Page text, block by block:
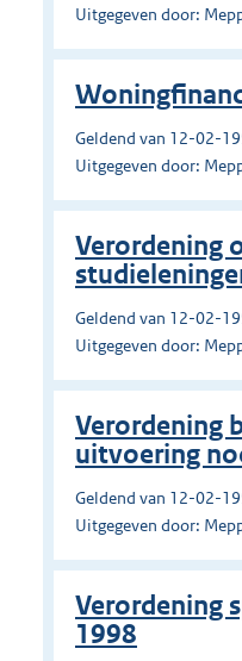
Uitgegeven door:
Geldend van 12-02-
Uitgegeven door:
Verordening
Geldend van 12-02-
Uitgegeven door:
Verordening
uitvoering
Geldend van 12-02-
Uitgegeven door:
Verordening
1998